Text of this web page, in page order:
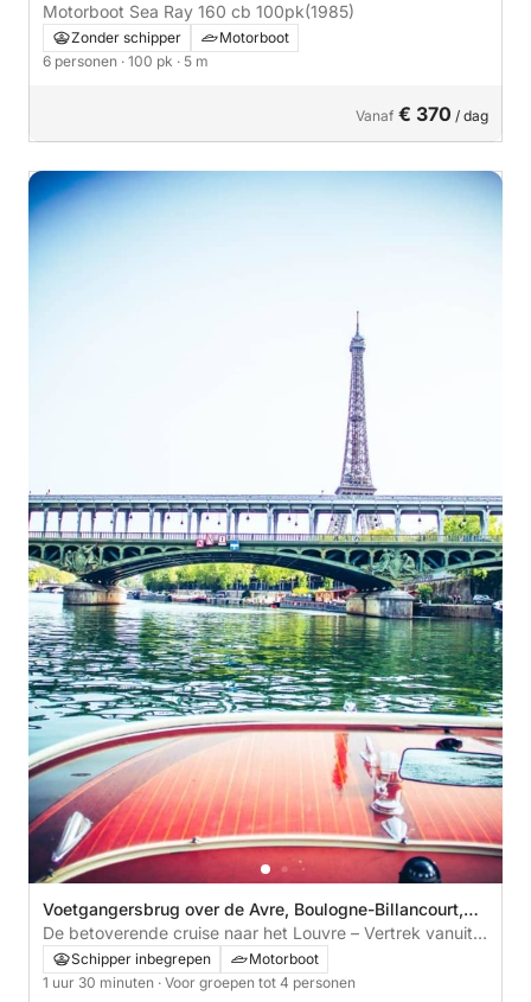
Motorboot Sea Ray 160 cb 100pk(1985)
Zonder schipper
Motorboot
6 personen · 100 pk · 5 m
Vanaf € 370 / dag
Voetgangersbrug over de Avre, Boulogne-Billancourt,
Frankrijk
De betoverende cruise naar het Louvre – Vertrek vanuit
Saint-Cloud
Schipper inbegrepen
Motorboot
1 uur 30 minuten · Voor groepen tot 4 personen